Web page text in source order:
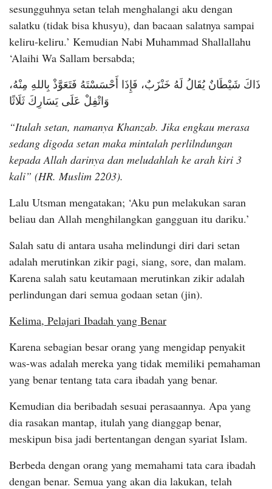
sesungguhnya setan telah menghalangi aku dengan
salatku (tidak bisa khusyu), dan bacaan salatnya sampai
keliru-keliru.’ Kemudian Nabi Muhammad Shallallahu
‘Alaihi Wa Sallam bersabda;
ذَاكَ شَيْطَانٌ يُقَالُ لَهُ خَنْزَبٌ، فَإِذَا أَحْسَسْتَهُ فَتَعَوَّذْ بِاللهِ مِنْهُ،
وَاتْفِلْ عَلَى يَسَارِكَ ثَلَاثًا
“Itulah setan, namanya Khanzab. Jika engkau merasa
sedang digoda setan maka mintalah perlilndungan
kepada Allah darinya dan meludahlah ke arah kiri 3
kali” (HR. Muslim 2203).
Lalu Utsman mengatakan; ‘Aku pun melakukan saran
beliau dan Allah menghilangkan gangguan itu dariku.’
Salah satu di antara usaha melindungi diri dari setan
adalah merutinkan zikir pagi, siang, sore, dan malam.
Karena salah satu keutamaan merutinkan zikir adalah
perlindungan dari semua godaan setan (jin).
Kelima, Pelajari Ibadah yang Benar
Karena sebagian besar orang yang mengidap penyakit
was-was adalah mereka yang tidak memiliki pemahaman
yang benar tentang tata cara ibadah yang benar.
Kemudian dia beribadah sesuai perasaannya. Apa yang
dia rasakan mantap, itulah yang dianggap benar,
meskipun bisa jadi bertentangan dengan syariat Islam.
Berbeda dengan orang yang memahami tata cara ibadah
dengan benar. Semua yang akan dia lakukan, telah